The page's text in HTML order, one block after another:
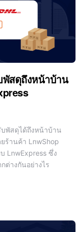
พัสดุถึงหน้าบ้าน
พัสดุได้ถึงหน้าบ้าน
ร้านค้า LnwShop
LnwExpress ซึ่ง
ต่างกันอย่างไร